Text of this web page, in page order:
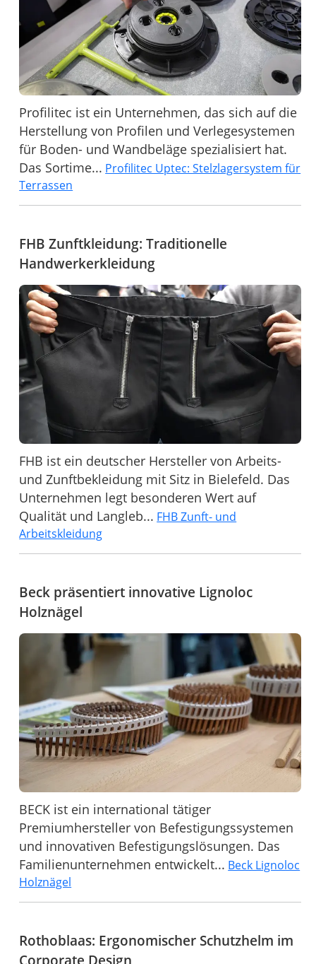
Profilitec ist ein Unternehmen, das sich auf die
Herstellung von Profilen und Verlegesystemen
für Boden- und Wandbeläge spezialisiert hat.
Das Sortime... Profilitec Uptec: Stelzlagersystem für
Terrassen
FHB Zunftkleidung: Traditionelle
Handwerkerkleidung
FHB ist ein deutscher Hersteller von Arbeits-
und Zunftbekleidung mit Sitz in Bielefeld. Das
Unternehmen legt besonderen Wert auf
Qualität und Langleb... FHB Zunft- und
Arbeitskleidung
Beck präsentiert innovative Lignoloc
Holznägel
BECK ist ein international tätiger
Premiumhersteller von Befestigungssystemen
und innovativen Befestigungslösungen. Das
Familienunternehmen entwickelt... Beck Lignoloc
Holznägel
Rothoblaas: Ergonomischer Schutzhelm im